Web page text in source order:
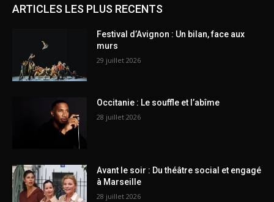
ARTICLES LES PLUS RECENTS
Festival d’Avignon : Un bilan, face aux
murs
29 juillet 2026
Occitanie : Le souffle et l’abîme
28 juillet 2026
Avant le soir : Du théâtre social et engagé
à Marseille
28 juillet 2026